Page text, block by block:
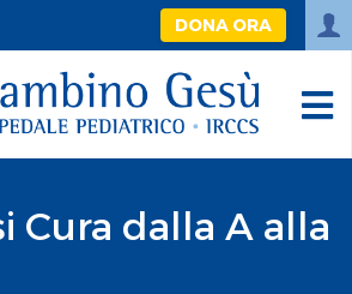
DONA ORA
Cura dalla A alla